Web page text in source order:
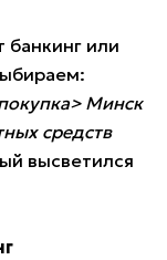
или
Минск
средств
высветился